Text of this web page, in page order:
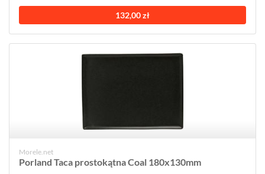
132,00 zł
Morele.net
Porland Taca prostokątna Coal 180x130mm